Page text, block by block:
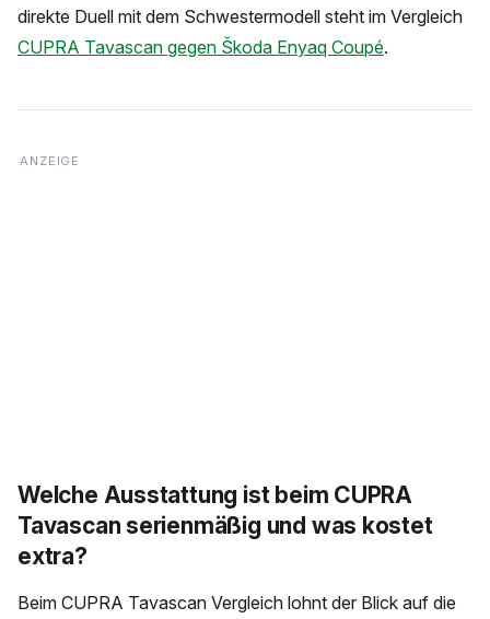
direkte Duell mit dem Schwestermodell steht im Vergleich
CUPRA Tavascan gegen Škoda Enyaq Coupé.
Welche Ausstattung ist beim CUPRA
Tavascan serienmäßig und was kostet
extra?
Beim CUPRA Tavascan Vergleich lohnt der Blick auf die